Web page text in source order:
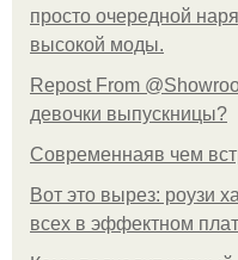
просто очередной
высокой моды.
Repost From
девочки выпускницы?
Современнаяв чем
Вот это вырез: роузи
всех в эффектном